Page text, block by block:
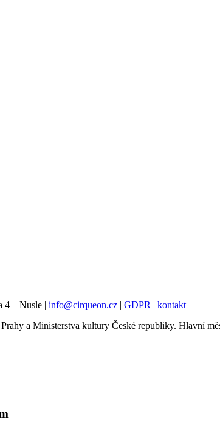
4 – Nusle | info@cirqueon.cz | GDPR | kontakt
a Ministerstva kultury České republiky. Hlavní